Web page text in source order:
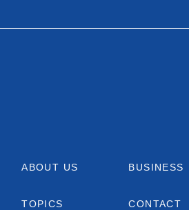
ABOUT US BUSINESS
TOPICS CONTACT